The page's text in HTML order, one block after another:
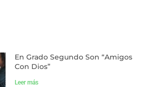
En Grado Segundo Son “Amigos
Con Dios”
Leer más